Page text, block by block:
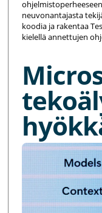
neuvonantajasta
koodia ja rakentaa
kielellä annettujen